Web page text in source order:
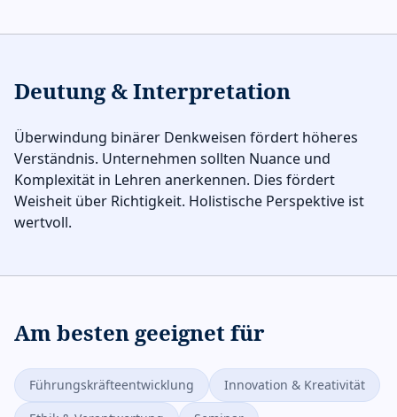
Deutung & Interpretation
Überwindung binärer Denkweisen fördert höheres
Verständnis. Unternehmen sollten Nuance und
Komplexität in Lehren anerkennen. Dies fördert
Weisheit über Richtigkeit. Holistische Perspektive ist
wertvoll.
Am besten geeignet für
Führungskräfteentwicklung
Innovation & Kreativität